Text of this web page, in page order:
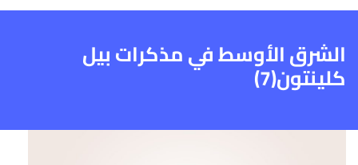
الشرق الأوسط في مذكرات بيل
كلينتون(7)